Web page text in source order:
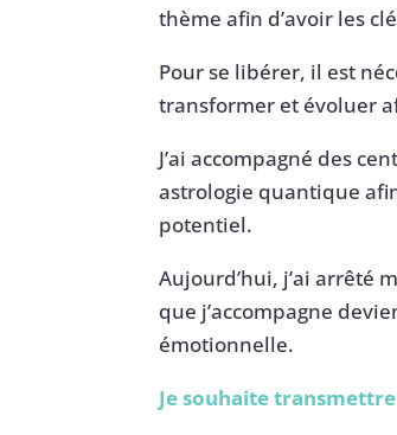
thème afin d’avoir les
Pour se libérer, il est
transformer et évoluer
J’ai accompagné des
astrologie quantique
potentiel.
Aujourd’hui, j’ai arrêté
que j’accompagne
émotionnelle.
Je souhaite